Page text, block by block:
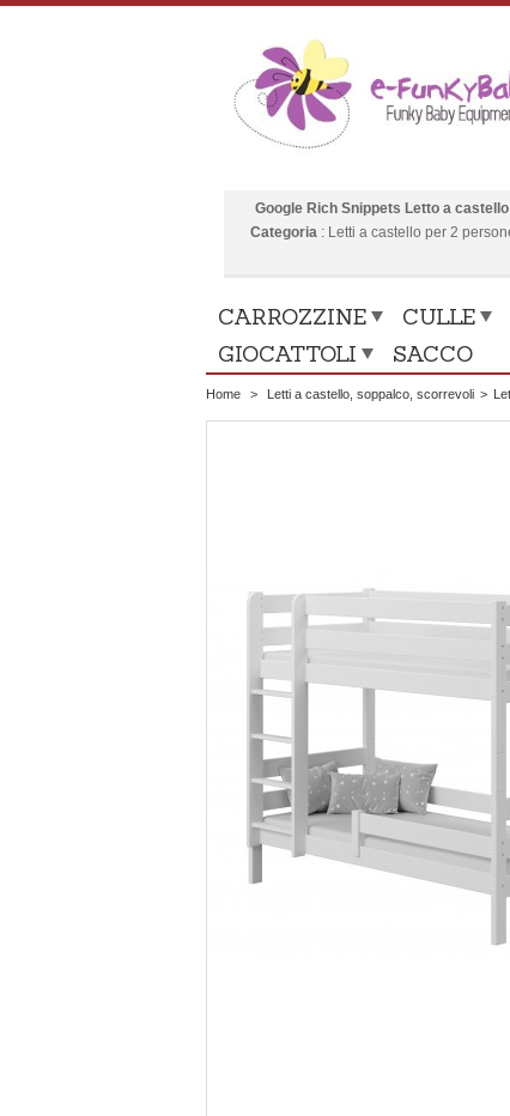
Google Rich Snippets Letto a
Categoria: Letti a castello per 2
CARROZZINE CULLE
GIOCATTOLI
SACCO
Home > Letti a castello, soppalco, scorrevoli >